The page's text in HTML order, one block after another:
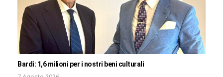
Bardi: 1,6 milioni per i nostri beni culturali